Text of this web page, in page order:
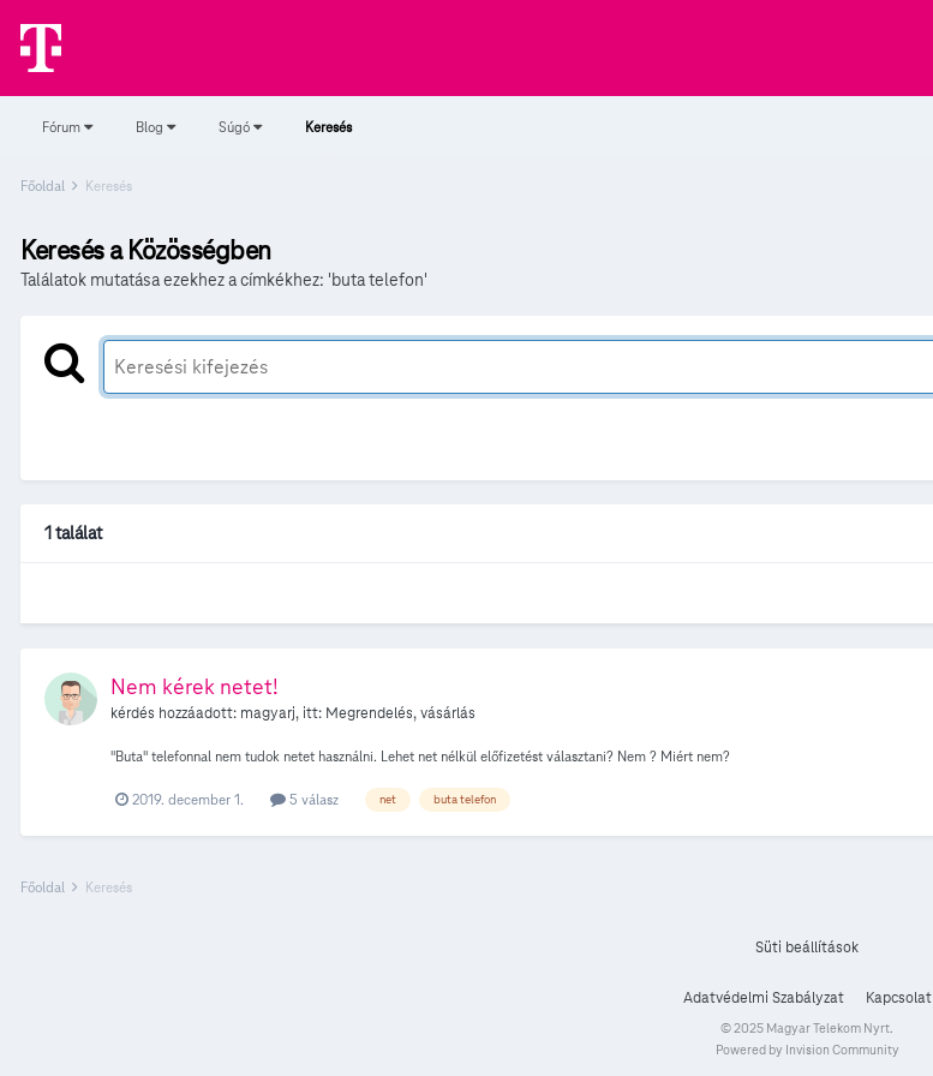
Fórum Blog Súgó Keresés
Főoldal Keresés
Keresés a Közösségben
Találatok mutatása ezekhez a címkékhez: 'buta telefon'
1 találat
Nem kérek netet!
kérdés hozzáadott: magyarj, itt: Megrendelés, vásárlás
"Buta" telefonnal nem tudok netet használni. Lehet net nélkül előfizetést választani? Nem ? Miért nem?
2019. december 1. 5 válasz net buta telefon
Főoldal Keresés
Süti beállítások
Adatvédelmi Szabályzat Kapcsolat
© 2025 Magyar Telekom Nyrt.
Powered by Invision Community